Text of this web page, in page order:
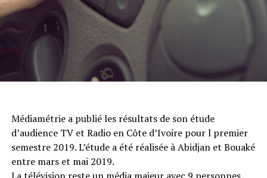
Médiamétrie a publié les résultats de son étude
d’audience TV et Radio en Côte d’Ivoire pour l premier
semestre 2019. L’étude a été réalisée à Abidjan et Bouaké
entre mars et mai 2019.